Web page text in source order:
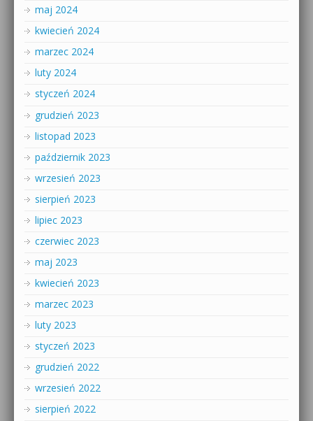
maj 2024
kwiecień 2024
marzec 2024
luty 2024
styczeń 2024
grudzień 2023
listopad 2023
październik 2023
wrzesień 2023
sierpień 2023
lipiec 2023
czerwiec 2023
maj 2023
kwiecień 2023
marzec 2023
luty 2023
styczeń 2023
grudzień 2022
wrzesień 2022
sierpień 2022